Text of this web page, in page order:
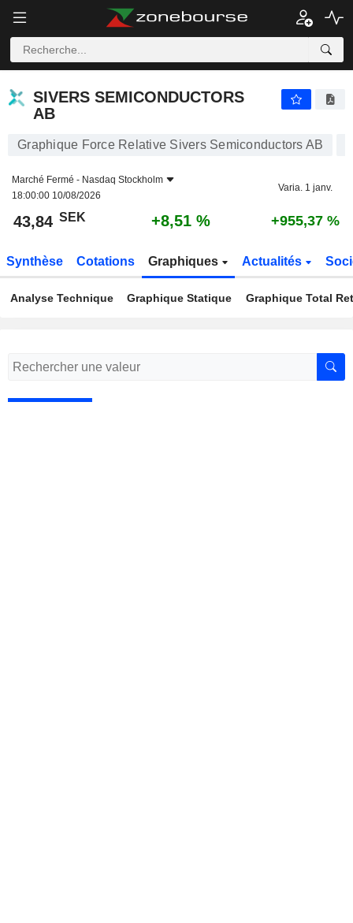
SIVERS SEMICONDUCTORS
AB
Graphique Force Relative Sivers Semiconductors AB
Marché Fermé - Nasdaq Stockholm
18:00:00 10/08/2026
Varia. 1 janv.
43,84 SEK +8,51 % +955,37 %
Synthèse Cotations Graphiques Actualités
Analyse Technique Graphique Statique Graphique Total